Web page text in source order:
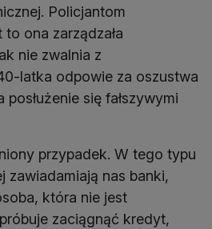
Policjantom
to ona zarządzała
nie zwalnia z
latka odpowie za oszustwa
się fałszywymi
przypadek. W tego typu
zawiadamiają nas banki,
która nie jest
zaciągnąć kredyt,